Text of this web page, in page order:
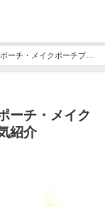
ーチ・メイクポーチブラ
ーチ・メイク
紹介